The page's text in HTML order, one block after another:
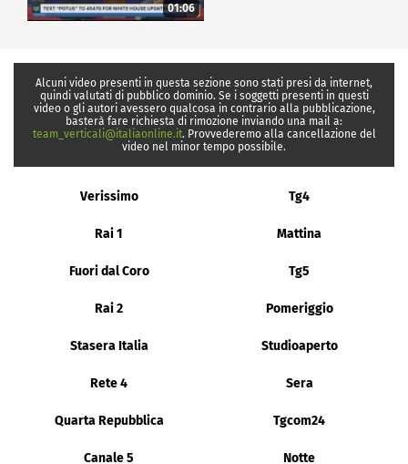
01:06
Alcuni video presenti in questa sezione sono stati presi da internet,
quindi valutati di pubblico dominio. Se i soggetti presenti in questi
video o gli autori avessero qualcosa in contrario alla pubblicazione,
basterà fare richiesta di rimozione inviando una mail a:
team_verticali@italiaonline.it. Provvederemo alla cancellazione del
video nel minor tempo possibile.
Verissimo Tg4
Rai 1 Mattina
Fuori dal Coro Tg5
Rai 2 Pomeriggio
Stasera Italia Studioaperto
Rete 4 Sera
Quarta Repubblica Tgcom24
Canale 5 Notte